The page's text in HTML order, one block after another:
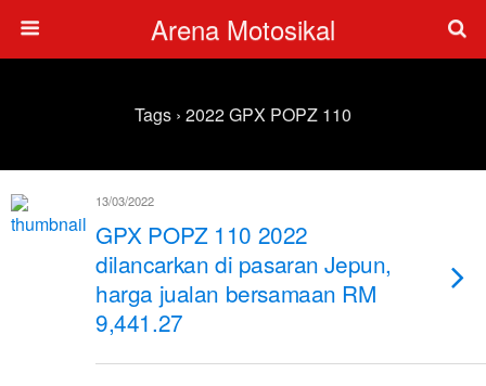
Arena Motosikal
Tags › 2022 GPX POPZ 110
13/03/2022
GPX POPZ 110 2022
dilancarkan di pasaran Jepun,
harga jualan bersamaan RM
9,441.27